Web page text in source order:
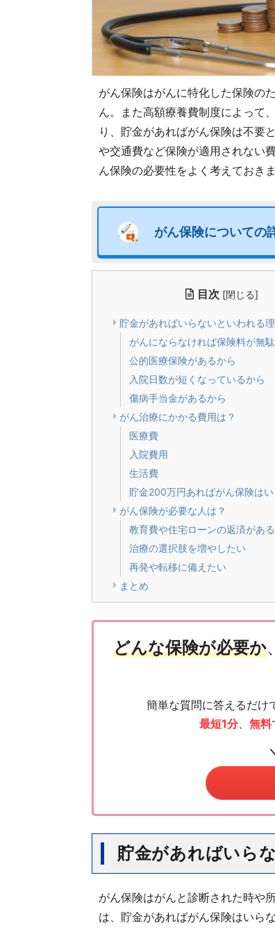
がん保険はがんに特化した保険の
ん。また高額療養費制度によって
り、貯金があればがん保険は不要
や交通費など保険が適用されない
ん保険の必要性をよく考えておきま
がん保険についての
目次 [閉じる]
貯金があればいらないといわれる
がんにならなければ保険料が無
公的医療保険があるから
入院日数が短くなっているから
傷病手当金があるから
がん治療にかかる費用は？
医療費
入院費用
生活費
貯金200万円あればがん保険はい
がん保険が必要な人は？
教育費や住宅ローンの返済があ
治療の選択肢を増やしたい
再発や転移に備えたい
まとめ
どんな保険が必要か、
簡単な質問に答えるだけ
最短1分、 無料
貯金があればいら
がん保険はがんと診断された時や
は、貯金があればがん保険はいら